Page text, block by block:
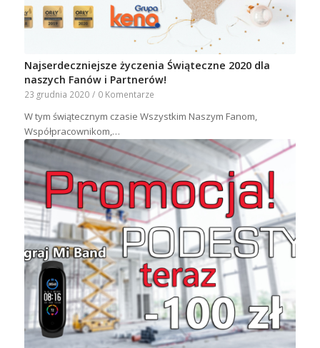
Najserdeczniejsze życzenia Świąteczne 2020 dla
naszych Fanów i Partnerów!
23 grudnia 2020 / 0 Komentarze
W tym świątecznym czasie Wszystkim Naszym Fanom,
Współpracownikom,…